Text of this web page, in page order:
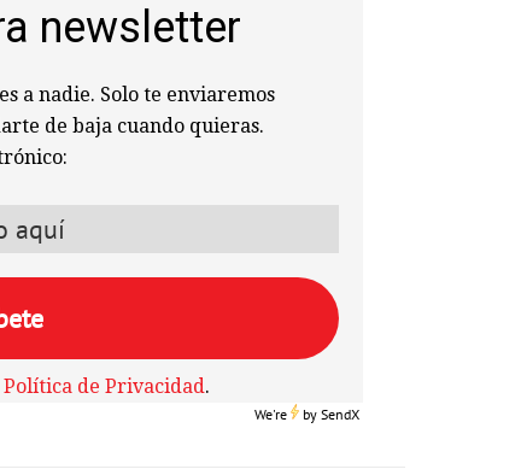
newsletter
a nadie. Solo te enviaremos
de baja cuando quieras.
Política de Privacidad.
We're bySendX